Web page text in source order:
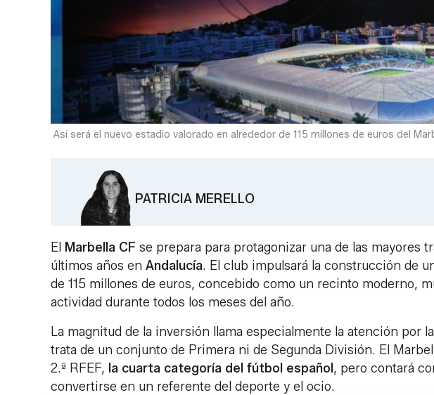
Así será el nuevo estadio valorado en alrededor de 115 millones de euros del
PATRICIA MERELLO
El Marbella CF se prepara para protagonizar una de las mayores
últimos años en Andalucía. El club impulsará la construcción de
de 115 millones de euros, concebido como un recinto moderno,
actividad durante todos los meses del año.
La magnitud de la inversión llama especialmente la atención por
trata de un conjunto de Primera ni de Segunda División. El
2.ª RFEF, la cuarta categoría del fútbol español , pero contará
convertirse en un referente del deporte y el ocio.